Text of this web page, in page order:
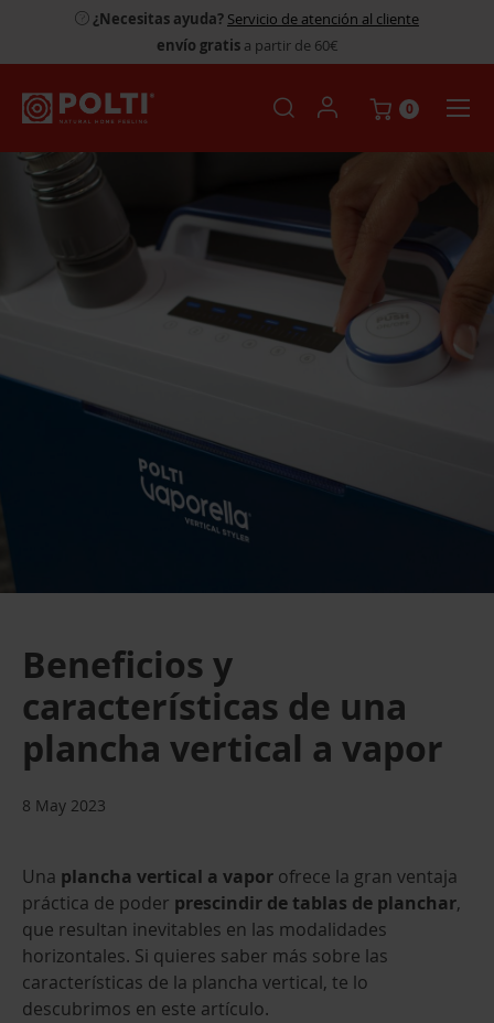
¿Necesitas ayuda? Servicio de atención al cliente
envío gratisa partir de 60€
0
Beneficios y
características de una
plancha vertical a vapor
8 May 2023
Una plancha vertical a vapor ofrece la gran ventaja
práctica de poder prescindir de tablas de planchar,
que resultan inevitables en las modalidades
horizontales. Si quieres saber más sobre las
características de la plancha vertical, te lo
descubrimos en este artículo.